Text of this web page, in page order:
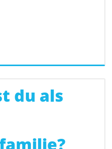
du als